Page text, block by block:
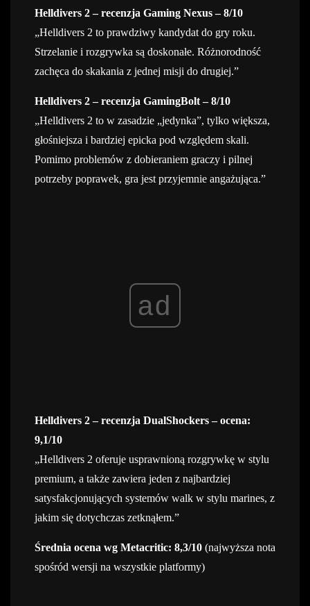
Helldivers 2 – recenzja Gaming Nexus – 8/10
„Helldivers 2 to prawdziwy kandydat do gry roku.
Strzelanie i rozgrywka są doskonałe. Różnorodność
zachęca do skakania z jednej misji do drugiej.”
Helldivers 2 – recenzja GamingBolt – 8/10
„Helldivers 2 to w zasadzie „jedynka”, tylko większa,
głośniejsza i bardziej epicka pod względem skali.
Pomimo problemów z dobieraniem graczy i pilnej
potrzeby poprawek, gra jest przyjemnie angażująca.”
ad
Helldivers 2 – recenzja DualShockers – ocena:
9,1/10
„Helldivers 2 oferuje usprawnioną rozgrywkę w stylu
premium, a także zawiera jeden z najbardziej
satysfakcjonujących systemów walk w stylu marines, z
jakim się dotychczas zetknąłem.”
Średnia ocena wg Metacritic: 8,3/10 (najwyższa nota
spośród wersji na wszystkie platformy)